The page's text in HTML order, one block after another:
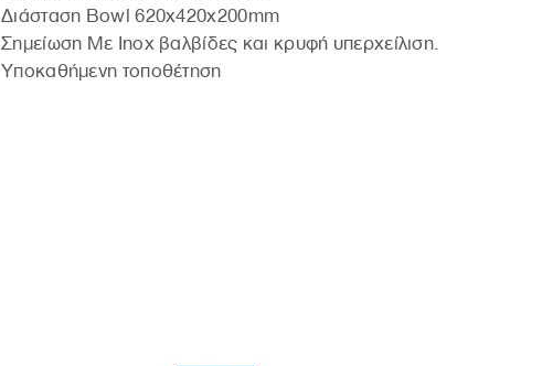
∆ιάσταση Bowl 620x420x200mm
Σημείωση Με Inox βαλβίδες και κρυφή υπερχείλιση.
Υποκαθήμενη τοποθέτηση